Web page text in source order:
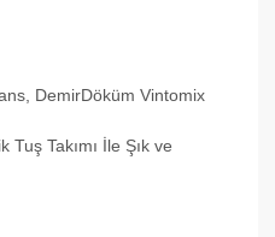
DemirDöküm Vintomix
Takımı İle Şık ve